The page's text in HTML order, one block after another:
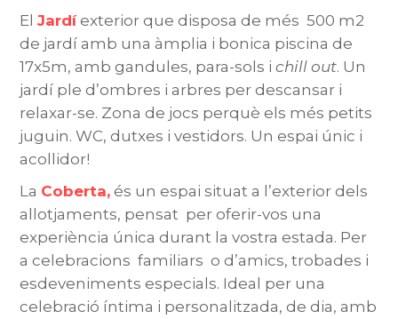
ElJardíexterior que disposa de més 500 m2
de jardí amb una àmplia i bonica piscina de
17x5m, amb gandules, para-sols ichill out. Un
jardí ple d’ombres i arbres per descansar i
relaxar-se. Zona de jocs perquè els més petits
juguin. WC, dutxes i vestidors. Un espai únic i
acollidor!
La Coberta, és un espai situat a l’exterior dels
allotjaments, pensat per oferir-vos una
experiència única durant la vostra estada. Per
a celebracions familiars o d’amics, trobades i
esdeveniments especials. Ideal per una
celebració íntima i personalitzada, de dia, amb